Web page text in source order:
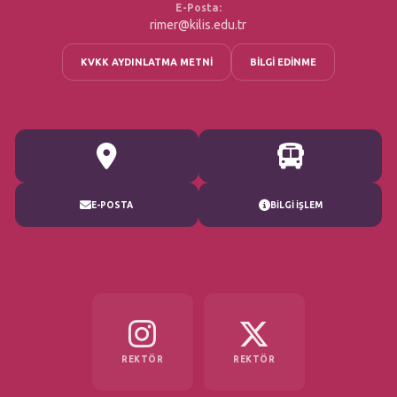
E-POSTA BİLGİ İŞLEM
E-Posta:
rimer@kilis.edu.tr
KVKK AYDINLATMA METNİ BİLGİ EDİNME
REKTÖR REKTÖR